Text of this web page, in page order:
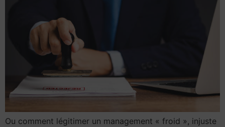
Ou comment légitimer un management « froid », injuste